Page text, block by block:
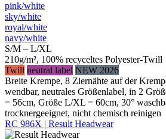
pink/​white
sky/​white
royal/​white
navy/​white
S/M – L/XL
210g/m², 100% recyceltes Polyester-Twill
Twill neutral label NEW 2026
Breite Krempe, 8 Ziernähte auf der
wendbar, neutrales Größenlabel, in 2
= 56cm, Größe L/XL = 60cm, 30°
trocknergeeignet, nicht chemisch reinigen
RC 986X | Result Headwear